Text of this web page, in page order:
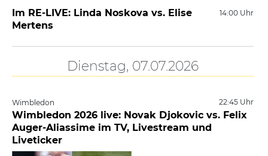
14:00 Uhr
Im RE-LIVE: Linda Noskova vs. Elise
Mertens
Dienstag, 07.07.2026
Wimbledon 22:45 Uhr
Wimbledon 2026 live: Novak Djokovic vs. Felix
Auger-Aliassime im TV, Livestream und
Liveticker